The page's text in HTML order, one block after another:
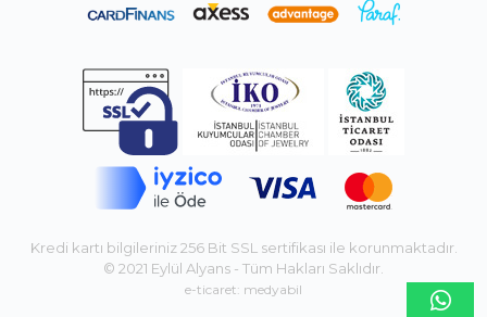
Kredi kartı bilgileriniz 256 Bit SSL sertifikası ile korunmaktadır.
© 2021 Eylül Alyans - Tüm Hakları Saklıdır.
e-ticaret: medyabil